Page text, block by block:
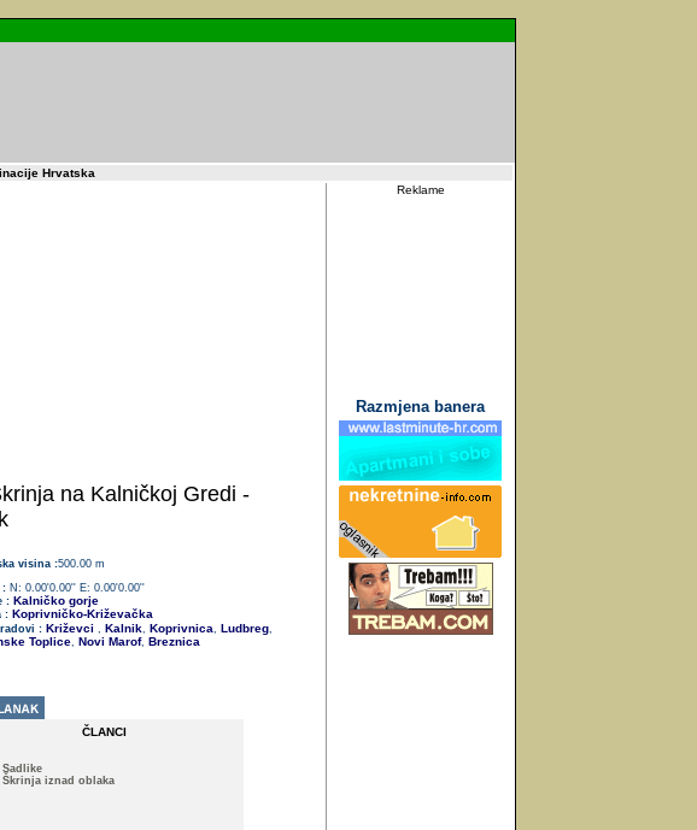
Hrvatska
na Kalničkoj Gredi -
visina :500.00 m
:N: 0.00'0.00'' E: 0.00'0.00''
:Kalničko gorje
: Koprivničko-Križevačka
: Križevci , Kalnik, Koprivnica, Ludbreg,
Toplice, Novi Marof, Breznica
ČLANCI
Sadlike
Škrinja iznad oblaka
Reklame
Razmjena banera